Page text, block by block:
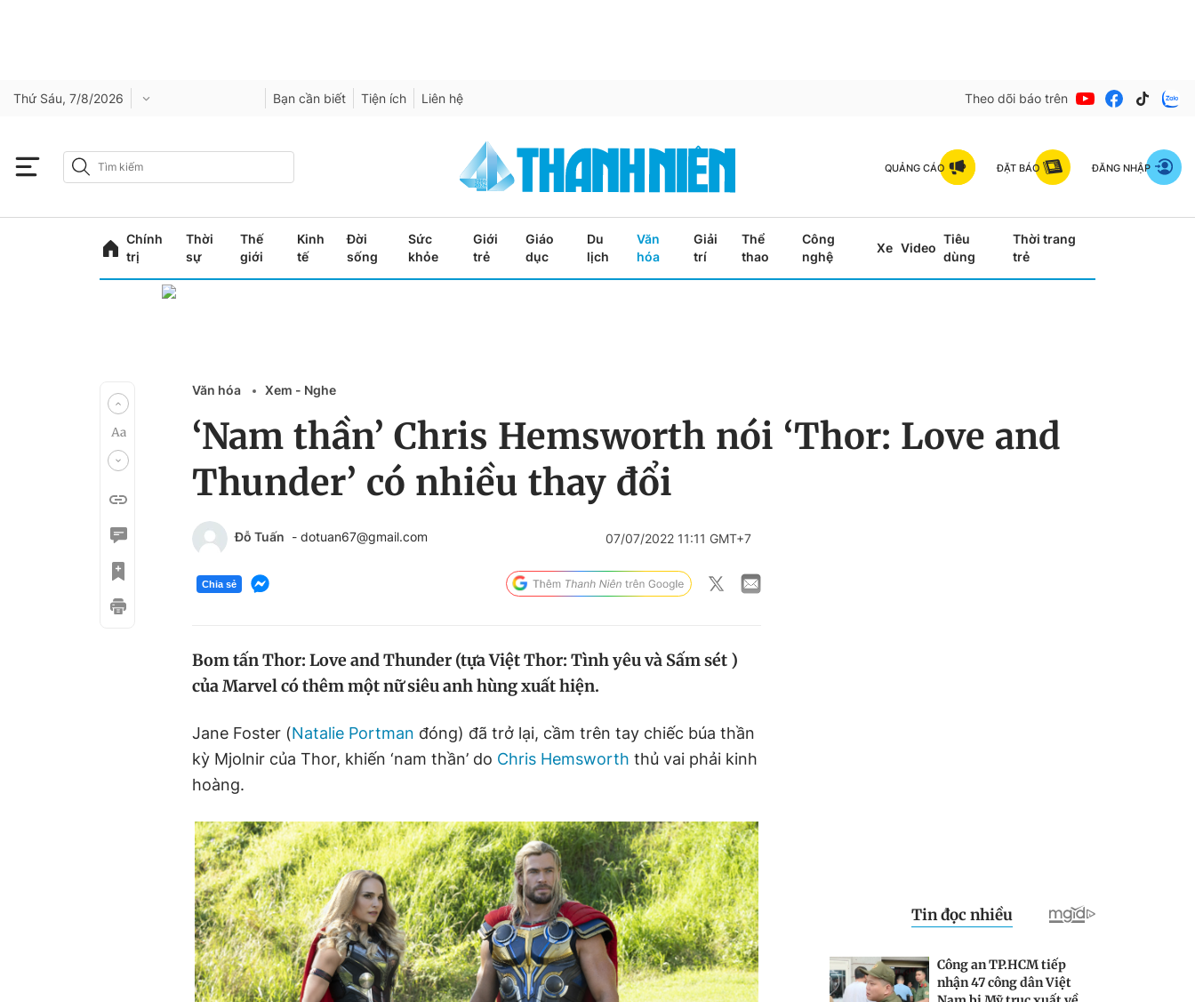
Thứ Sáu, 7/8/2026 Bạn cần biết Tiện ích Liên hệ Theo dõi báo trên
QUẢNG CÁO ĐẶT BÁO ĐĂNG NHẬP
Chính
trị
Thời
sự
Thế
giới
Kinh
tế
Đời
sống
Sức
khỏe
Giới
trẻ
Giáo
dục
Du
lịch
Văn
hóa
Giải
trí
Thể
thao
Công
nghệ
Xe Video
Tiêu
dùng
Thời trang
trẻ
Văn hóa Xem - Nghe
‘Nam thần’ Chris Hemsworth nói ‘Thor: Love and
Thunder’ có nhiều thay đổi
Đỗ Tuấn - dotuan67@gmail.com 07/07/2022 11:11 GMT+7
Chia sẻ
Bom tấn Thor: Love and Thunder (tựa Việt Thor: Tình yêu và Sấm sét )
của Marvel có thêm một nữ siêu anh hùng xuất hiện.
Jane Foster (Natalie Portman đóng) đã trở lại, cầm trên tay chiếc búa thần
kỳ Mjolnir của Thor, khiến ‘nam thần’ do Chris Hemsworth thủ vai phải kinh
hoàng.